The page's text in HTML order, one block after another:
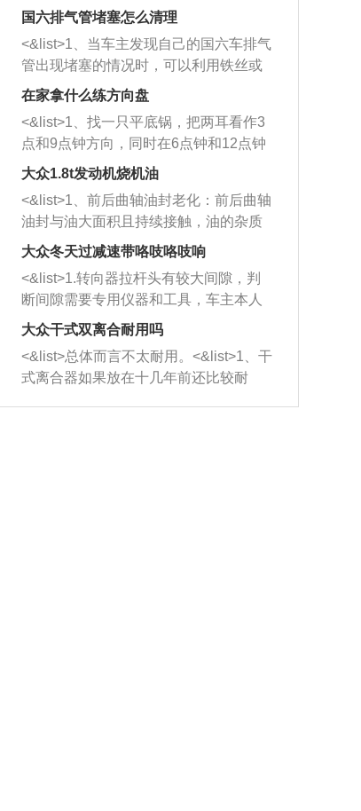
牌，但是中高低端的轮胎都有生产，这
也是为了更好的开拓市场。
国六排气管堵塞怎么清理
<&list>1、当车主发现自己的国六车排气
管出现堵塞的情况时，可以利用铁丝或
者是细棍，直接将杂物给取出来，如果
堵塞情况比较严重，也可以采取应急措
施。 <&list>2、直接利用木棍将所有的
杂物推到排气管里面的位置处，然后将
三元催化器拆解开，就可以将堵塞的东
西取出来。但如果是因为积碳过多引起
的堵塞，就需要将三元催化器泡在草酸
洗剂对堵塞的情况得到解决，将清洗剂
放在燃油箱中，与燃油混合后，车辆启
动时，就可以和汽油一起进入到燃烧
室，最后形成废气排出，就可以让三元
催化器得到清洗，排气管堵塞的情况就
能够得到解决。
在家拿什么练方向盘
<&list>1、找一只平底锅，把两耳看作3
点和9点钟方向，同时在6点钟和12点钟
方向做一个标记。 <&list>2、双手握住
一圈半的练习，往右同样也要打相同的
圈数。 <&list>3、最后强调要反复练
习，这样就可以形成肌肉记忆，在真实
驾驶车辆时，不需要记忆也能打好方
向。
大众1.8t发动机烧机油
<&list>1、前后曲轴油封老化：前后曲轴
油封与油大面积且持续接触，油的杂质
和发动机内持续温度变化使其密封效果
逐渐减弱，导致渗油或漏油。<&list>2、
活塞间隙过大：积碳会使活塞环与缸体
的间隙扩大，导致机油流入燃烧室中，
造成烧机油。<&list>3、机油粘度。使用
机油粘度过小的话，同样会有烧机油现
象，机油粘度过小具有很好的流动性，
大众冬天过减速带咯吱咯吱响
<&list>1.转向器拉杆头有较大间隙，判
断间隙需要专用仪器和工具，车主本人
无法制作，需要将车辆送到修理厂或4s
店；<&list>2.车辆半轴套管防尘罩破
裂，破裂后会出现漏油现象，使半轴磨
损严重，磨损的半轴容易损坏，产生异
响；<&list>3.稳定器的转向胶套和球头
大众干式双离合耐用吗
<&list>总体而言不太耐用。<&list>1、干
式离合器如果放在十几年前还比较耐